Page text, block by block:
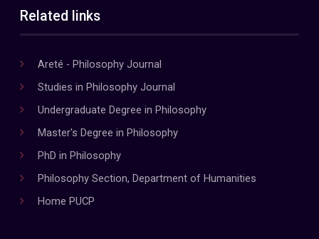
Related links
Areté - Philosophy Journal
Studies in Philosophy Journal
Undergraduate Degree in Philosophy
Master's Degree in Philosophy
PhD in Philosophy
Philosophy Section, Department of Humanities
Home PUCP